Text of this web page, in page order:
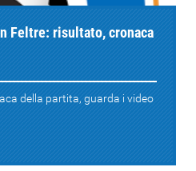
Feltre: risultato, cronaca
della partita, guarda i video